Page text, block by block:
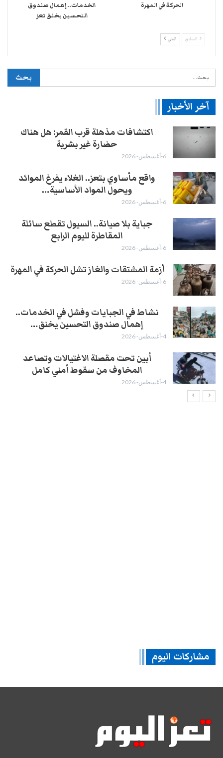
الحركة في المهرة ​
الخدمات.. إهمال صندوق
التحسين يخنق تعز
السابق التالي
آخر الأخبار
اكتشافات مذهلة قرب القمر: هل هناك
حضارة غير بشرية
6-أغسطس- 2026
واقع مأساوي بتعز.. الغلاء يفرغ الموائد
ويحول المواد الأساسية…
6-أغسطس- 2026
جباية بلا صيانة.. السيول تقطع سائلة
المقاطرة لليوم الرابع
6-أغسطس- 2026
أزمة المشتقات والغاز تشل الحركة في المهرة ​
6-أغسطس- 2026
نشاط في الجبايات وفشل في الخدمات..
إهمال صندوق التحسين يخنق…
4-أغسطس- 2026
أبين تحت مقصلة الاغتيالات وتصاعد
المخاوف من سقوط أمني كامل
4-أغسطس- 2026
مشاركات اليوم